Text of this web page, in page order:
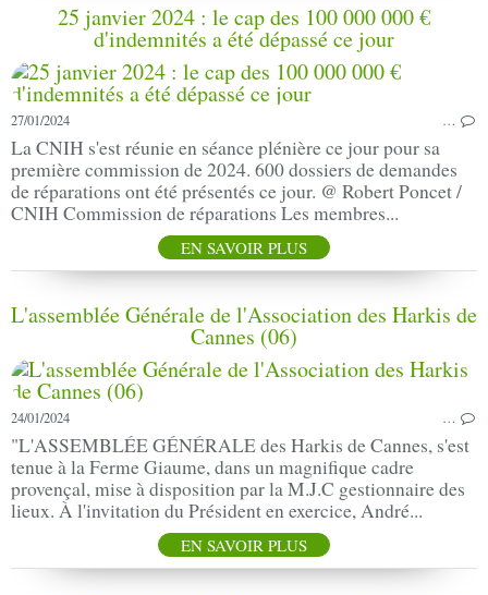
25 janvier 2024 : le cap des 100 000 000 €
d'indemnités a été dépassé ce jour
27/01/2024 …
La CNIH s'est réunie en séance plénière ce jour pour sa
première commission de 2024. 600 dossiers de demandes
de réparations ont été présentés ce jour. @ Robert Poncet /
CNIH Commission de réparations Les membres...
EN SAVOIR PLUS
L'assemblée Générale de l'Association des Harkis de
Cannes (06)
24/01/2024 …
"L'ASSEMBLÉE GÉNÉRALE des Harkis de Cannes, s'est
tenue à la Ferme Giaume, dans un magnifique cadre
provençal, mise à disposition par la M.J.C gestionnaire des
lieux. À l'invitation du Président en exercice, André...
EN SAVOIR PLUS